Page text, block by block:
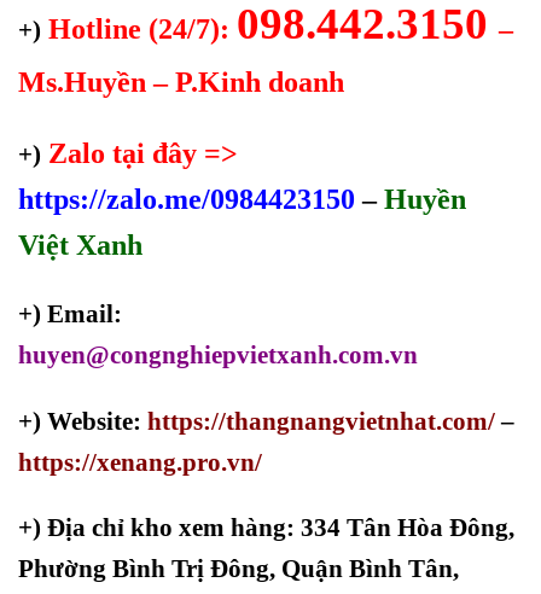
+) Hotline (24/7): 098.442.3150–
Ms.Huyền – P.Kinh doanh
+) Zalo tại đây =>
https://zalo.me/0984423150 –Huyền
Việt Xanh
+) Email:
huyen@congnghiepvietxanh.com.vn
+) Website: https://thangnangvietnhat.com/–
https://xenang.pro.vn/
+) Địa chỉ kho xem hàng: 334 Tân Hòa Đông,
Phường Bình Trị Đông, Quận Bình Tân,